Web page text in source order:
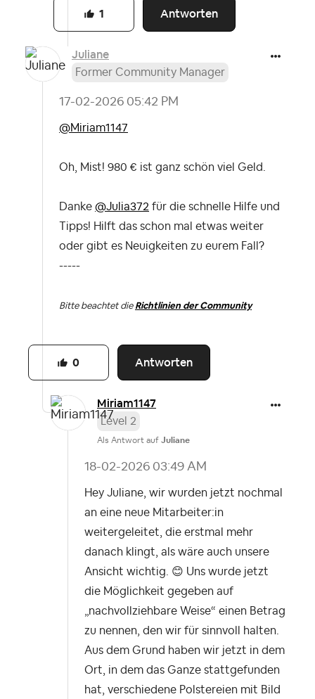
Antworten
1
Juliane
Former Community Manager
‎17-02-2026 05:42 PM
@Miriam1147
Oh, Mist! 980 € ist ganz schön viel Geld.
Danke @Julia372 für die schnelle Hilfe und
Tipps! Hilft das schon mal etwas weiter
oder gibt es Neuigkeiten zu eurem Fall?
-----
Bitte beachtet die Richtlinien der Community
Antworten
0
Miriam1147
Level 2
Als Antwort auf Juliane
‎18-02-2026 03:49 AM
Hey Juliane, wir wurden jetzt nochmal
an eine neue Mitarbeiter:in
weitergeleitet, die erstmal mehr
danach klingt, als wäre auch unsere
Ansicht wichtig. 😊 Uns wurde jetzt
die Möglichkeit gegeben auf
„nachvollziehbare Weise“ einen Betrag
zu nennen, den wir für sinnvoll halten.
Aus dem Grund haben wir jetzt in dem
Ort, in dem das Ganze stattgefunden
hat, verschiedene Polstereien mit Bild